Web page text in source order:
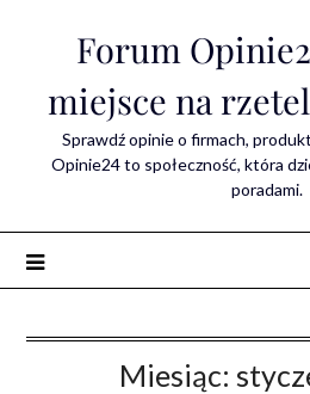
Forum
miejsce na
Sprawdź opinie o firmach,
Opinie24 to społeczność, która
poradami.
Miesiąc: